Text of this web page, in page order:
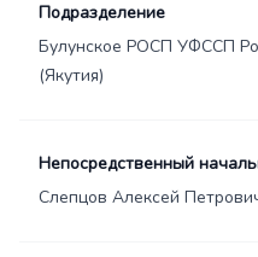
Подразделение
Булунское РОСП УФССП
(Якутия)
Непосредственный
Слепцов Алексей